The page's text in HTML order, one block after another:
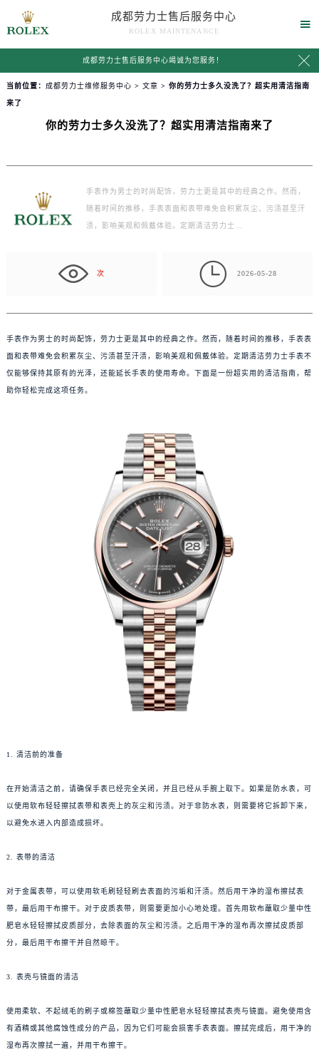
成都劳力士售后服务中心
ROLEX MAINTENANCE

成都劳力士售后服务中心竭诚为您服务！ 
当前位置： 成都劳力士维修服务中心 > 文章 > 你的劳力士多久没洗了？超实用清洁指南
来了
你的劳力士多久没洗了？超实用清洁指南来了
手表作为男士的时尚配饰，劳力士更是其中的经典之作。然而，
随着时间的推移，手表表面和表带难免会积累灰尘、污渍甚至汗
渍，影响美观和佩戴体验。定期清洁劳力士…
次  2026-05-28
手表作为男士的时尚配饰，劳力士更是其中的经典之作。然而，随着时间的推移，手表表
面和表带难免会积累灰尘、污渍甚至汗渍，影响美观和佩戴体验。定期清洁劳力士手表不
仅能够保持其原有的光泽，还能延长手表的使用寿命。下面是一份超实用的清洁指南，帮
助你轻松完成这项任务。
1. 清洁前的准备
在开始清洁之前，请确保手表已经完全关闭，并且已经从手腕上取下。如果是防水表，可
以使用软布轻轻擦拭表带和表壳上的灰尘和污渍。对于非防水表，则需要将它拆卸下来，
以避免水进入内部造成损坏。
2. 表带的清洁
对于金属表带，可以使用软毛刷轻轻刷去表面的污垢和汗渍。然后用干净的湿布擦拭表
带，最后用干布擦干。对于皮质表带，则需要更加小心地处理。首先用软布蘸取少量中性
肥皂水轻轻擦拭皮质部分，去除表面的灰尘和污渍。之后用干净的湿布再次擦拭皮质部
分，最后用干布擦干并自然晾干。
3. 表壳与镜面的清洁
使用柔软、不起绒毛的刷子或棉签蘸取少量中性肥皂水轻轻擦拭表壳与镜面。避免使用含
有酒精或其他腐蚀性成分的产品，因为它们可能会损害手表表面。擦拭完成后，用干净的
湿布再次擦拭一遍，并用干布擦干。